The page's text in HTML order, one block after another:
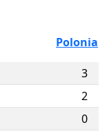
Polonia
3
2
0